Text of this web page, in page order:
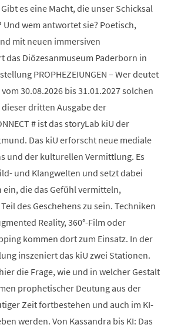
es eine Macht, die unser Schicksal
wem antwortet sie? Poetisch,
mit neuen immersiven
das Diözesanmuseum Paderborn in
PROPHEZEIUNGEN – Wer deutet
30.08.2026 bis 31.01.2027 solchen
dritten Ausgabe der
# ist das storyLab kiU der
Das kiU erforscht neue mediale
und der kulturellen Vermittlung. Es
und Klangwelten und setzt dabei
ein, die das Gefühl vermitteln,
des Geschehens zu sein. Techniken
Reality, 360°-Film oder
kommen dort zum Einsatz. In der
inszeniert das kiU zwei Stationen.
die Frage, wie und in welcher Gestalt
prophetischer Deutung aus der
Zeit fortbestehen und auch im KI-
werden. Von Kassandra bis KI: Das